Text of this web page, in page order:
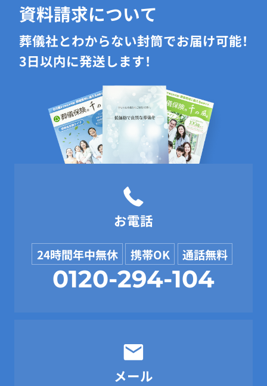
資料請求について
葬儀社とわからない封筒でお届け可能！
3日以内に発送します！
お電話
24時間年中無休 携帯OK 通話無料
0120-294-104
メール